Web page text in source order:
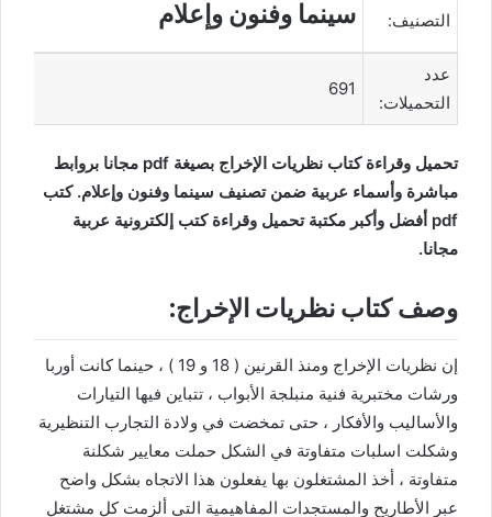
التصنيف: سينما وفنون وإعلام
عدد
التحميلات:
691
تحميل وقراءة كتاب نظريات الإخراج بصيغة pdf مجانا بروابط
مباشرة وأسماء عربية ضمن تصنيف سينما وفنون وإعلام. كتب
pdf أفضل وأكبر مكتبة تحميل وقراءة كتب إلكترونية عربية
مجانا.
وصف كتاب نظريات الإخراج:
إن نظريات الإخراج ومنذ القرنين ( 18 و 19 ) ، حينما كانت أوربا
ورشات مختبرية فنية منبلجة الأبواب ، تتباين فيها التيارات
والأساليب والأفكار ، حتى تمخضت في ولادة التجارب التنظيرية
وشكلت اسلبات متفاوتة في الشكل حملت معايير شكلنة
متفاوتة ، أخذ المشتغلون بها يفعلون هذا الاتجاه بشكل واضح
عبر الأطاريح والمستجدات المفاهيمية التي ألزمت كل مشتغل